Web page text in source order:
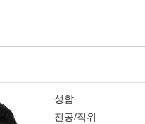
성함
전공/직위